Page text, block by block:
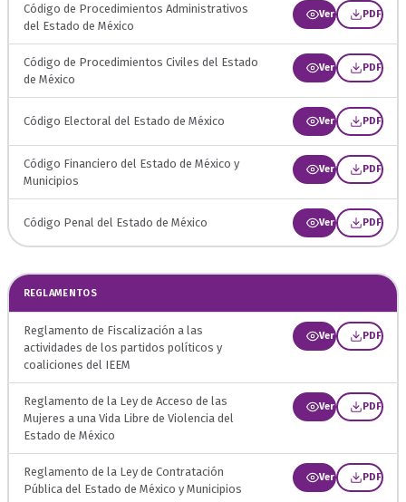
Código de Procedimientos Administrativos
del Estado de México
Ver PDF
Código de Procedimientos Civiles del Estado
de México
Ver PDF
Código Electoral del Estado de México Ver PDF
Código Financiero del Estado de México y
Municipios
Ver PDF
Código Penal del Estado de México Ver PDF
REGLAMENTOS
Reglamento de Fiscalización a las
actividades de los partidos políticos y
coaliciones del IEEM
Ver PDF
Reglamento de la Ley de Acceso de las
Mujeres a una Vida Libre de Violencia del
Estado de México
Ver PDF
Reglamento de la Ley de Contratación
Pública del Estado de México y Municipios
Ver PDF